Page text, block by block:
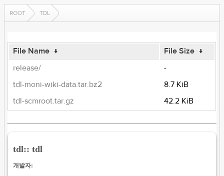
ROOT TDL
File Name ↓ File Size ↓
release/
-
tdl-moni-wiki-data.tar.bz2
8.7 KiB
tdl-scmroot.tar.gz
42.2 KiB
tdl:: tdl
개발자: